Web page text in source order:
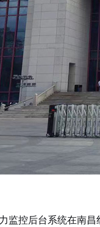
控后台系统在南昌